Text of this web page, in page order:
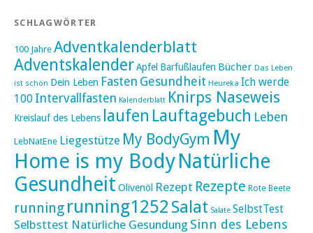
SCHLAGWÖRTER
100 Jahre Adventkalenderblatt
AdventskalenderApfel Barfußlaufen Bücher Das Leben
ist schön Dein Leben Fasten Gesundheit Heureka Ich werde
100 Intervallfasten Kalenderblatt Knirps Naseweis
Kreislauf des Lebens laufen Lauftagebuch Leben
LebNatEne Liegestütze My BodyGym My
Home is my Body Natürliche
Gesundheit Olivenöl Rezept Rezepte Rote Beete
running running1252 Salat Salate SelbstTest
Selbsttest Natürliche Gesundung Sinn des Lebens